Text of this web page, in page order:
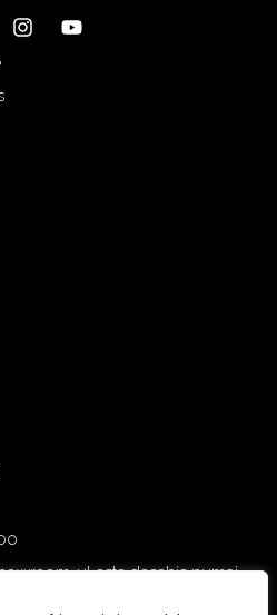
ul este deschis numai